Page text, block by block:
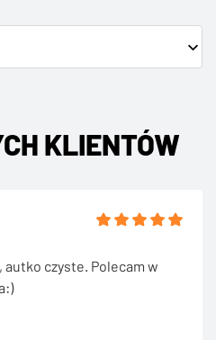
KLIENTÓW
czyste. Polecam w